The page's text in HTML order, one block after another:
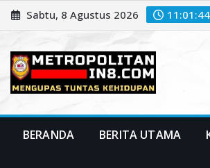
Skip
to
Sabtu, 8 Agustus 2026
BERANDA BERITA UTAMA